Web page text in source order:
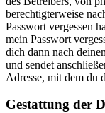
berechtigterweise
Passwort vergessen
mein Passwort
dich dann nach
und sendet
Adresse, mit dem du
Gestattung der